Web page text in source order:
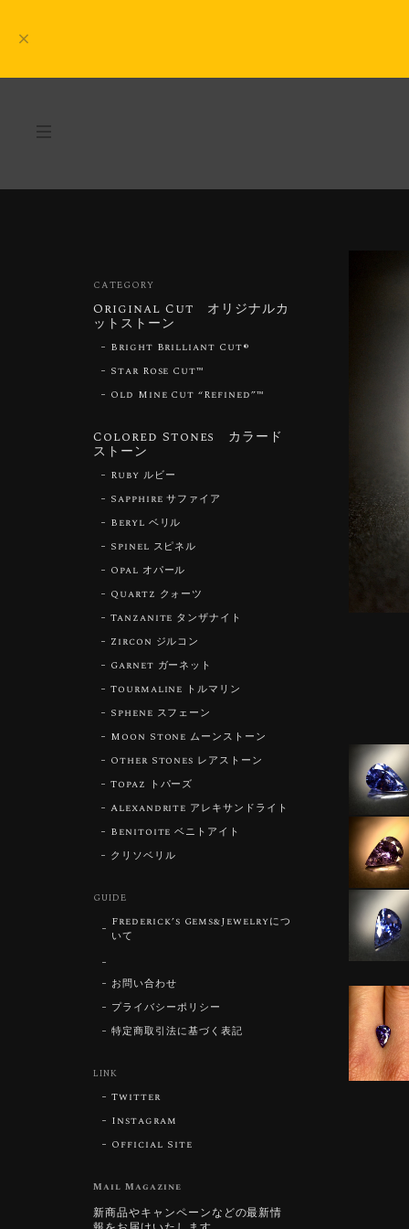
CATEGORY
Original Cut オリジナルカ
ットストーン
Bright Brilliant Cut®︎
Star Rose Cut™︎
Old Mine Cut “Refined”™︎
Colored Stones カラード
ストーン
Ruby ルビー
Sapphire サファイア
Beryl ベリル
Spinel スピネル
Opal オパール
Quartz クォーツ
Tanzanite タンザナイト
Zircon ジルコン
Garnet ガーネット
Tourmaline トルマリン
Sphene スフェーン
Moon Stone ムーンストーン
Other Stones レアストーン
Topaz トパーズ
Alexandrite アレキサンドライト
Benitoite ベニトアイト
クリソベリル
GUIDE
Frederick’s Gems&Jewelryにつ
いて
お問い合わせ
プライバシーポリシー
特定商取引法に基づく表記
LINK
Twitter
Instagram
Official Site
Mail Magazine
新商品やキャンペーンなどの最新情